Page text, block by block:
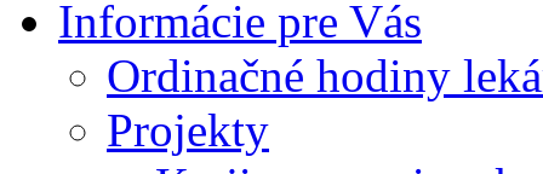
Informácie pre Vás
Ordinačné hodiny
Projekty